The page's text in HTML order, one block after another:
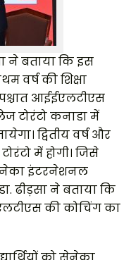
ने बताया कि इस
वर्ष की शिक्षा
आईईएलटीएस
टोरंटो कनाडा में
द्वितीय वर्ष और
में होगी। जिसे
सेनेका इंटरनेशनल
ढीड़सा ने बताया कि
की कोचिंग का